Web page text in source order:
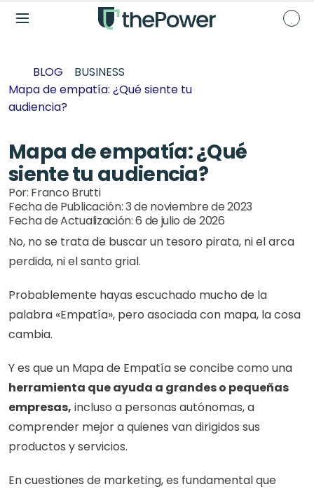
BLOG
BUSINESS
Mapa de empatía: ¿Qué siente tu
audiencia?
Mapa de empatía: ¿Qué
siente tu audiencia?
Por: Franco Brutti
Fecha de Publicación: 3 de noviembre de 2023
Fecha de Actualización: 6 de julio de 2026
No, no se trata de buscar un tesoro pirata, ni el arca
perdida, ni el santo grial.
Probablemente hayas escuchado mucho de la
palabra «Empatía», pero asociada con mapa, la cosa
cambia.
herramienta que ayuda a grandes o pequeñas
empresas, incluso a personas autónomas, a
comprender mejor a quienes van dirigidos sus
productos y servicios.
En cuestiones de marketing, es fundamental que